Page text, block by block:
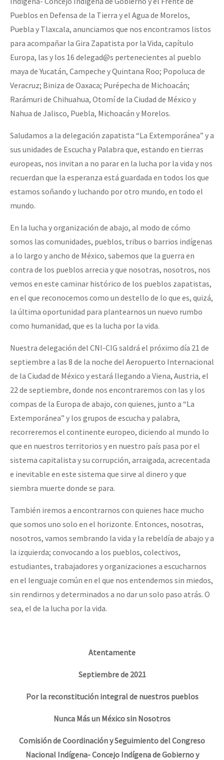
Pueblos en Defensa de la Tierra y el Agua de Morelos,
Puebla y Tlaxcala, anunciamos que nos encontramos listos
para acompañar la Gira Zapatista por la Vida, capítulo
Europa, las y los 16 delegad@s pertenecientes al pueblo
maya de Yucatán, Campeche y Quintana Roo; Popoluca de
Veracruz; Biniza de Oaxaca; Purépecha de Michoacán;
Rarámuri de Chihuahua, Otomí de la Ciudad de México y
Nahua de Jalisco, Puebla, Michoacán y Morelos.
Saludamos a la delegación zapatista “La Extemporánea” y a
sus unidades de Escucha y Palabra que, estando en tierras
europeas, nos invitan a no parar en la lucha por la vida y nos
recuerdan que la esperanza está guardada en todos los que
estamos soñando y luchando por otro mundo, en todo el
mundo.
En la lucha y organización de abajo, al modo de cómo
somos las comunidades, pueblos, tribus o barrios indígenas
a lo largo y ancho de México, sabemos que la guerra en
contra de los pueblos arrecia y que nosotras, nosotros, nos
vemos en este caminar histórico de los pueblos zapatistas,
en el que reconocemos como un destello de lo que es, quizá,
la última oportunidad para plantearnos un nuevo rumbo
como humanidad, que es la lucha por la vida.
Nuestra delegación del CNI-CIG saldrá el próximo día 21 de
septiembre a las 8 de la noche del Aeropuerto Internacional
de la Ciudad de México y estará llegando a Viena, Austria, el
22 de septiembre, donde nos encontraremos con las y los
compas de la Europa de abajo, con quienes, junto a “La
Extemporánea” y los grupos de escucha y palabra,
recorreremos el continente europeo, diciendo al mundo lo
que en nuestros territorios y en nuestro país pasa por el
sistema capitalista y su corrupción, arraigada, acrecentada
e inevitable en este sistema que sirve al dinero y que
siembra muerte donde se para.
También iremos a encontrarnos con quienes hace mucho
que somos uno solo en el horizonte. Entonces, nosotras,
nosotros, vamos sembrando la vida y la rebeldía de abajo y a
la izquierda; convocando a los pueblos, colectivos,
estudiantes, trabajadores y organizaciones a escucharnos
en el lenguaje común en el que nos entendemos sin miedos,
sin rendirnos y determinados a no dar un solo paso atrás. O
sea, el de la lucha por la vida.
Atentamente
Septiembre de 2021
Por la reconstitución integral de nuestros pueblos
Nunca Más un México sin Nosotros
Comisión de Coordinación y Seguimiento del Congreso
Nacional Indígena- Concejo Indígena de Gobierno y